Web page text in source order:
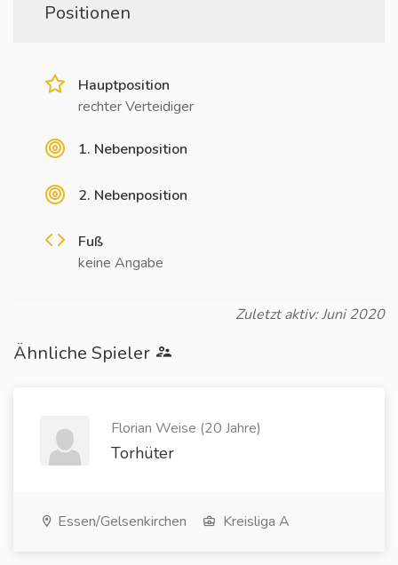
Positionen
Hauptposition
rechter Verteidiger
1. Nebenposition
2. Nebenposition
Fuß
keine Angabe
Zuletzt aktiv: Juni 2020
Ähnliche Spieler
Florian Weise (20 Jahre)
Torhüter
Essen/Gelsenkirchen Kreisliga A